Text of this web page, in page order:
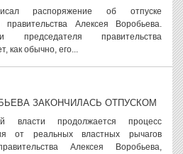
распоряжение об отпуске
правительства Алексея Воробьева.
председателя правительства
как обычно, его...
ЗАКОНЧИЛАСЬ ОТПУСКОМ
власти продолжается процесс
от реальных властных рычагов
Алексея Воробьева,